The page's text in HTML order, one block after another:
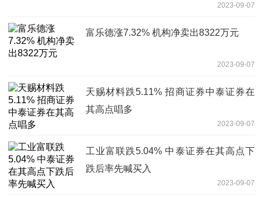
2023-09-07
富乐德涨7.32% 机构净卖出8322万元
2023-09-07
天赐材料跌5.11% 招商证券中泰证券在
其高点唱多
2023-09-07
工业富联跌5.04% 中泰证券在其高点下
跌后率先喊买入
2023-09-07